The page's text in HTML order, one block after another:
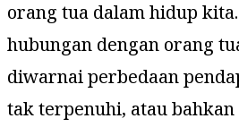
orang tua dalam hidup
hubungan dengan orang
diwarnai perbedaan
tak terpenuhi, atau